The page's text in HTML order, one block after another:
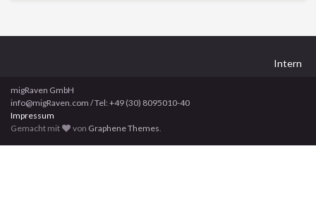
Intern
migRaven GmbH
info@migRaven.com / Tel: +49 (30) 8095010-40
Impressum
Gemacht mit
von Graphene Themes